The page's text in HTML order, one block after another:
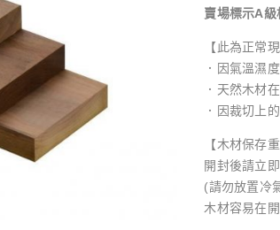
賣場標示A級
【此為正常現
．因氣溫濕
．天然木材
．因裁切上
【木材保存重
開封後請立
(請勿放置冷
木材容易在